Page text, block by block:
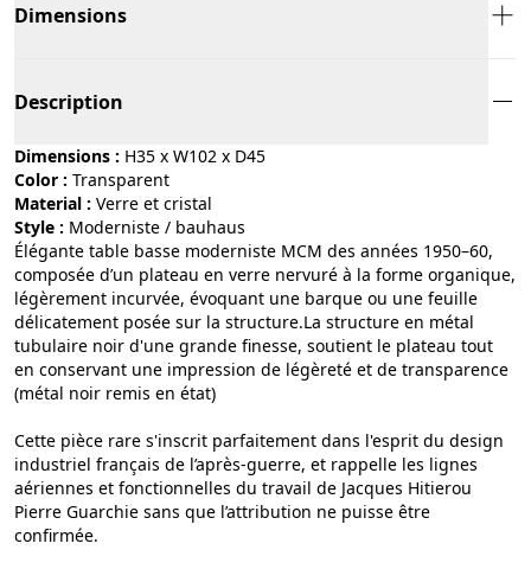
Dimensions
Description
Dimensions : H35 x W102 x D45
Color :
transparent
Material :
verre et cristal
Style :
moderniste / bauhaus
Élégante table basse moderniste MCM des années 1950–60,
composée d’un plateau en verre nervuré à la forme organique,
légèrement incurvée, évoquant une barque ou une feuille
délicatement posée sur la structure.La structure en métal
tubulaire noir d'une grande finesse, soutient le plateau tout
en conservant une impression de légèreté et de transparence
(métal noir remis en état)
Cette pièce rare s'inscrit parfaitement dans l'esprit du design
industriel français de l’après-guerre, et rappelle les lignes
aériennes et fonctionnelles du travail de Jacques Hitierou
Pierre Guarchie sans que l’attribution ne puisse être
confirmée.